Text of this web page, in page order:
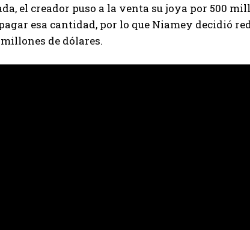
el creador puso a la venta su joya por 500
esa cantidad, por lo que Niamey decidió
de dólares.